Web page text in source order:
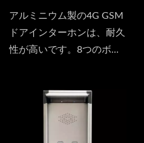
アルミニウム製の4G GSM
ドアインターホンは、耐久
性が高いです。8つのボタ
ーホンを共有でき、各ボタ
ンは3つの電話番号のセッ